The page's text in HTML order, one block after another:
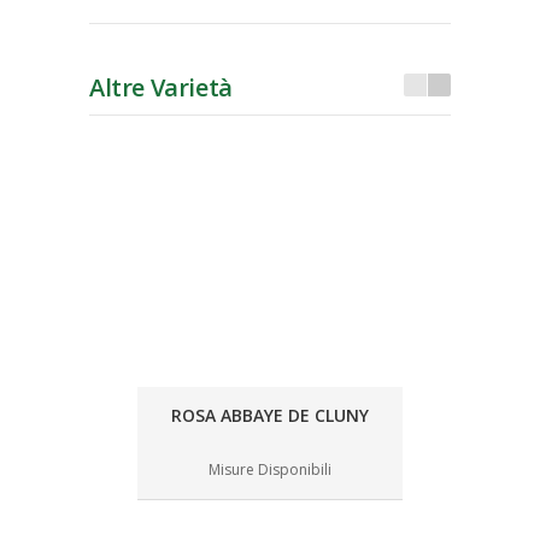
Altre Varietà
ROSA ABBAYE DE CLUNY
Misure Disponibili